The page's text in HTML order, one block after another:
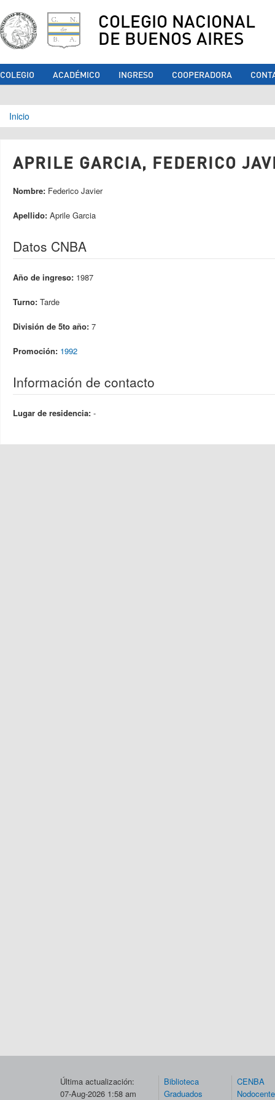
COLEGIO NACIONAL
DE BUENOS AIRES
COLEGIO ACADÉMICO INGRESO COOPERADORA
Se encuentra usted aquí
Inicio
APRILE GARCIA, FEDERICO
Nombre: Federico Javier
Apellido: Aprile Garcia
Datos CNBA
Año de ingreso: 1987
Turno: Tarde
División de 5to año: 7
Promoción: 1992
Información de contacto
Lugar de residencia: -
Última actualización:
07-Aug-2026 1:58 am
Biblioteca
Graduados
CENBA